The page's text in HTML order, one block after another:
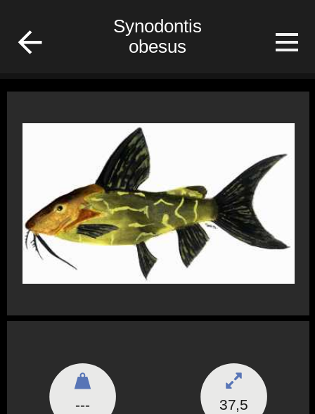
Synodontis
obesus
--- 37,5